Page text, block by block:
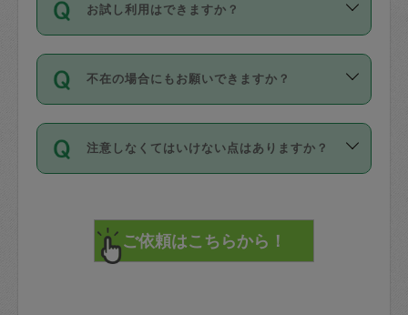
ールに記載していますので、各自の得意
を依頼してください。
※テストセンターの講評は１件目のレビュ
参考
【詳細】タスカジさんの登録に際
す。
写真を撮り、
詳細FAQ：
損害賠償保険について教えて
タスカジさんへ「募集」をかけることが
可能です。
す。
1. 直前キャンセル（定期、スポット契約
共通）
72時間を超える※と、以下のキャンセル
料が発生します。
直前キャンセル料：
72時間前〜24時間前＝依頼料金の50%
お試し利用はできますか？
「お試し利用」というメニューはありま
せんが、「一回のみ」依頼を活用するこ
とによって、気に入ったタスカジさんを
まず、条件の合う気になるタスカジさ
みてください。
その後、一番気に入ったタスカジさんに
不在の場合にもお願いできますか？
不在の場合の作業はタスカジさんの同意
が必要です。数回の依頼ののち、タスカ
ジさんと依頼者の間で十分な信頼関係が
てください。
不在時に部屋に入るためにタスカジさん
注意しなくてはいけない点はありますか？
で、必ず鍵のかかるロッカーや金庫に入
れて依頼者の責任の元管理するよう心掛
けてください。